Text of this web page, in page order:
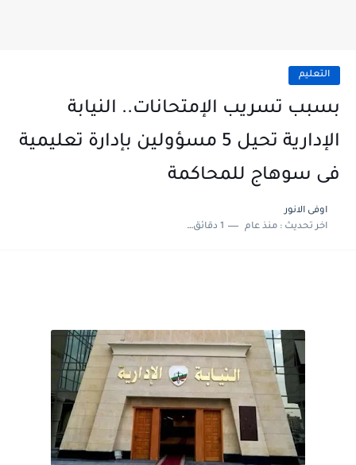
التعليم
بسبب تسريب الإمتحانات.. النيابة
الإدارية تحيل 5 مسؤولين بإدارة تعليمية
فى سوهاج للمحاكمة
اوفى الانور
اخر تحديث :منذ عام 1 دقائق للقراءة